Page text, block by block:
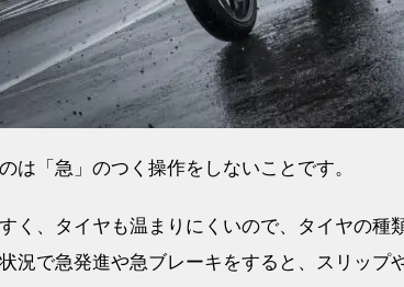
は「急」のつく操作をしないことです。
く、タイヤも温まりにくいので、タイヤの種
況で急発進や急ブレーキをすると、スリップ